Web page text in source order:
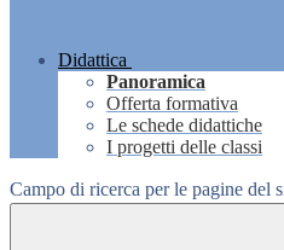
Didattica
Panoramica
Offerta formativa
Le schede didattiche
I progetti delle classi
Campo di ricerca per le pagine del